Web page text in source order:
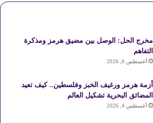
ي
b
ا
مخرج الحل: الوصل بين مضيق هرمز ومذكرة
التفاهم
أغسطس 6, 2026
أزمة هرمز ورغيف الخبز وفلسطين.. كيف تعيد
المضائق البحرية تشكيل العالم
أغسطس 4, 2026